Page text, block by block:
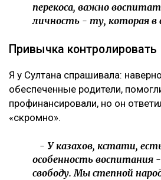
перекоса, важно
личность - ту, которая в
Привычка контролировать
Я у Султана спрашивала:
обеспеченные родители,
профинансировали, но он
«скромно».
- У казахов, кстати,
особенность воспитания
свободу. Мы степной